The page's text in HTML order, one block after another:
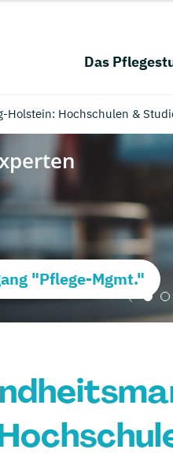
Das
Holstein: Hochschulen &
"Pflege-Mgmt."